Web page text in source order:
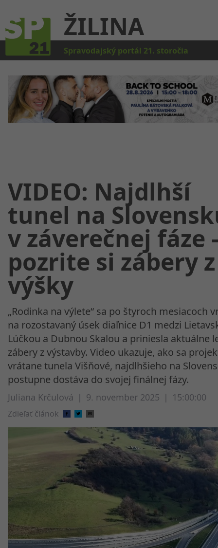
ŽILINA
Spravodajský portál 21. storočia
VIDEO: Najdlhší
tunel na
v záverečnej fáze
pozrite si zábery z
výšky
„Rodinka na výlete“ sa po štyroch mesiacoch
na rozostavaný úsek diaľnice D1 medzi
Lúčkou a Dubnou Skalou a priniesla aktuálne
zábery z výstavby. Video ukazuje, ako sa
vrátane tunela Višňové, najdlhšieho na
postupne dostáva do svojej finálnej fázy.
Juliana Krčulová | 9. november 2025 | 15:00:00
Zdieľať článok